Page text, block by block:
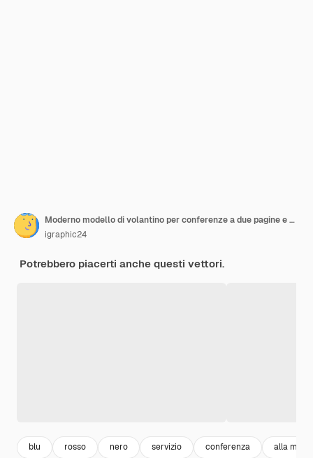
Moderno modello di volantino per conferenze a due pagine e modello di volantine per conferenze in tre varianti di colore
igraphic24
Potrebbero piacerti anche questi vettori.
blu rosso nero servizio conferenza alla moda